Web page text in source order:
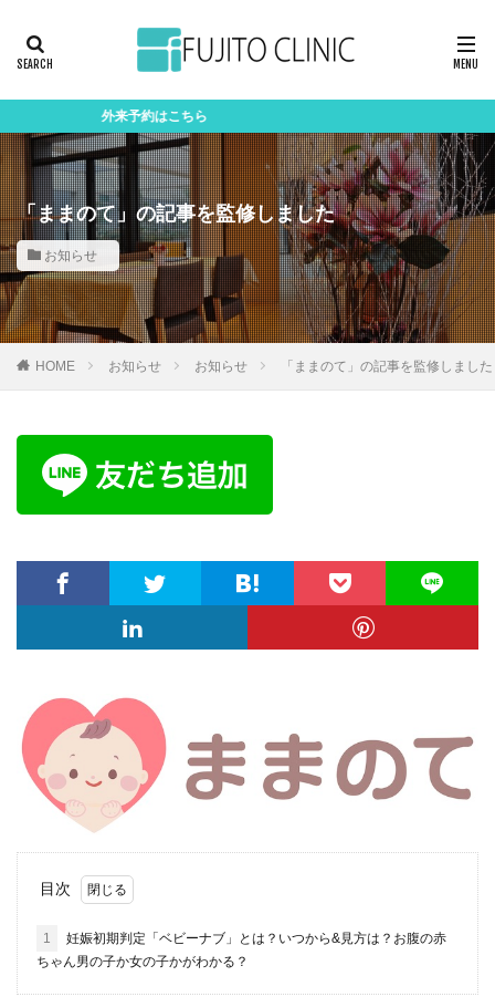
外来予約はこちら
「ままのて」の記事を監修しました
お知らせ
HOME お知らせ お知らせ 「ままのて」の記事を監修しました
目次
1
妊娠初期判定「ベビーナブ」とは？いつから&見方は？お腹の赤
ちゃん男の子か女の子かがわかる？